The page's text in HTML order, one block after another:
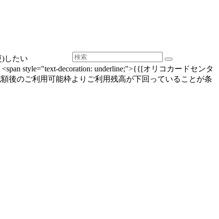
したい
style="text-decoration: underline;">{{[オリコカードセンタ
後のご利用可能枠よりご利用残高が下回っていることが条